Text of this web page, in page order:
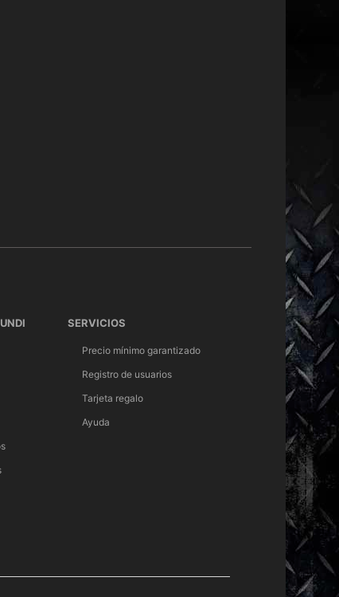
SERVICIOS
Precio mínimo garantizado
Registro de usuarios
Tarjeta regalo
Ayuda